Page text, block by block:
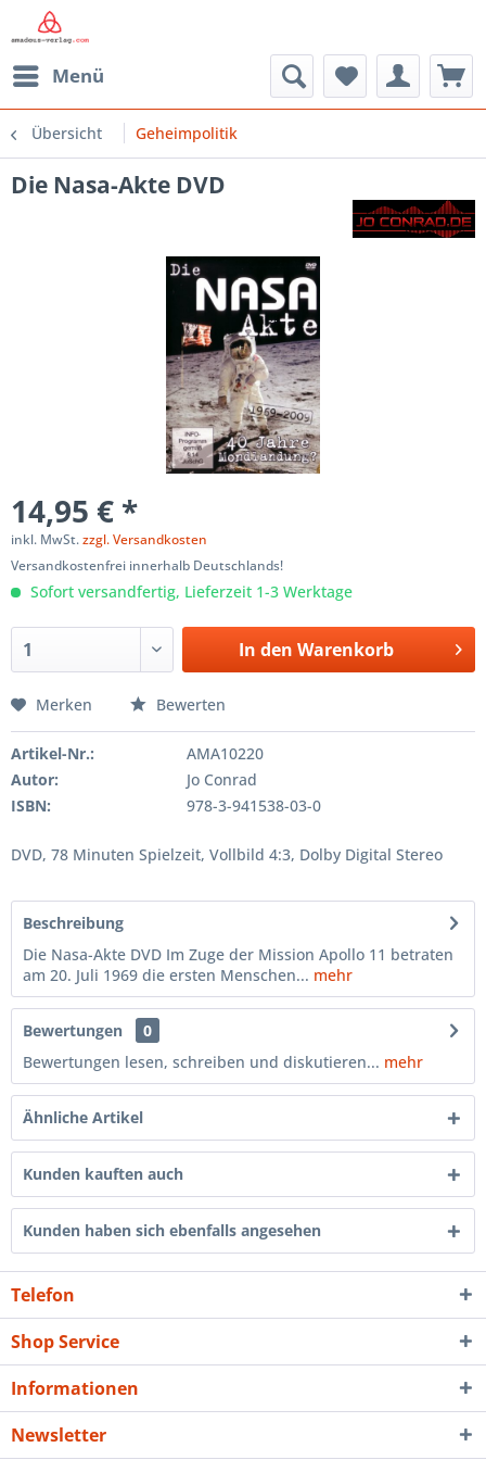
Menü
Übersicht Geheimpolitik
Die Nasa-Akte DVD
14,95 € *
inkl. MwSt.zzgl. Versandkosten
Versandkostenfrei innerhalb Deutschlands!
Sofort versandfertig, Lieferzeit 1-3 Werktage
In den Warenkorb
Merken Bewerten
Artikel-Nr.:
AMA10220
Autor:
Jo Conrad
ISBN:
978-3-941538-03-0
DVD, 78 Minuten Spielzeit, Vollbild 4:3, Dolby Digital Stereo
Beschreibung
Die Nasa-Akte DVD Im Zuge der Mission Apollo 11 betraten
am 20. Juli 1969 die ersten Menschen... mehr
Bewertungen
0
Bewertungen lesen, schreiben und diskutieren... mehr
Ähnliche Artikel
Kunden kauften auch
Kunden haben sich ebenfalls angesehen
Telefon
Shop Service
Informationen
Newsletter